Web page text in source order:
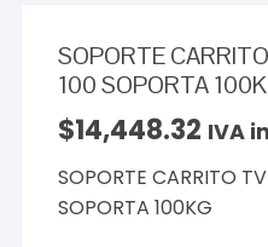
SOPORTE
100 SOPORTA
$14,448.32 IVA
SOPORTE CARRITO
SOPORTA 100KG